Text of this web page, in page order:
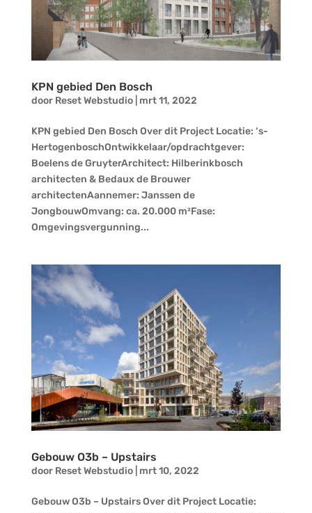
KPN gebied Den Bosch
door Reset Webstudio| mrt 11, 2022
KPN gebied Den Bosch Over dit Project Locatie: ‘s-
HertogenboschOntwikkelaar/opdrachtgever:
Boelens de GruyterArchitect: Hilberinkbosch
architecten & Bedaux de Brouwer
architectenAannemer: Janssen de
JongbouwOmvang: ca. 20.000 m²Fase:
Omgevingsvergunning...
Gebouw O3b – Upstairs
door Reset Webstudio| mrt 10, 2022
Gebouw O3b – Upstairs Over dit Project Locatie: